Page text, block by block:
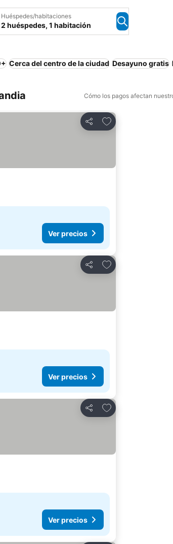
Huéspedes/habitaciones
2 huéspedes, 1 habitación
Cerca del centro de la ciudad Desayuno gratis
Cómo los pagos afectan
Compartir
Agregar a favoritos
Ver precios
Compartir
Agregar a favoritos
Ver precios
Compartir
Agregar a favoritos
Ver precios